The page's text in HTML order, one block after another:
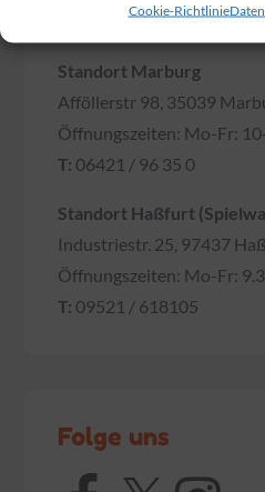
Cookie-Richtlinie
Hier findest du
Standort Marburg
Afföllerstr 98, 35039
Öffnungszeiten: Mo-Fr:
T: 06421 / 96 35 0
Standort Haßfurt
Industriestr. 25, 97437
Öffnungszeiten: Mo-Fr:
T: 09521 / 618105
Folge uns
Facebook
X Instagram